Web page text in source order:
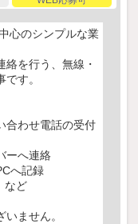
心のシンプルな業
絡を行う、無線・
す。
合わせ電話の受付
ーへ連絡
へ記録
など
ません。